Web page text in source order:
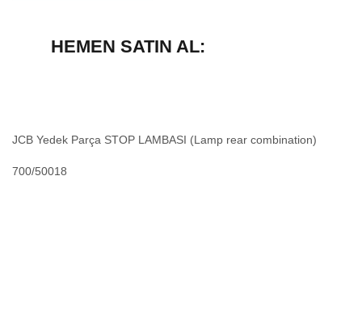
HEMEN SATIN AL:
JCB Yedek Parça STOP LAMBASI (Lamp rear combination)
700/50018